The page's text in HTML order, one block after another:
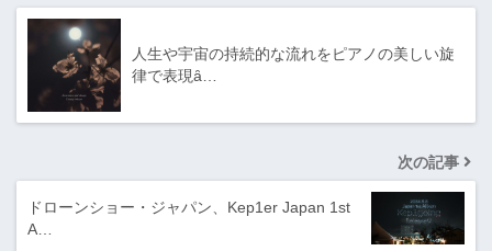
人生や宇宙の持続的な流れをピアノの美しい旋
律で表現ȃ…
次の記事
ドローンショー・ジャパン、Kep1er Japan 1st
A…